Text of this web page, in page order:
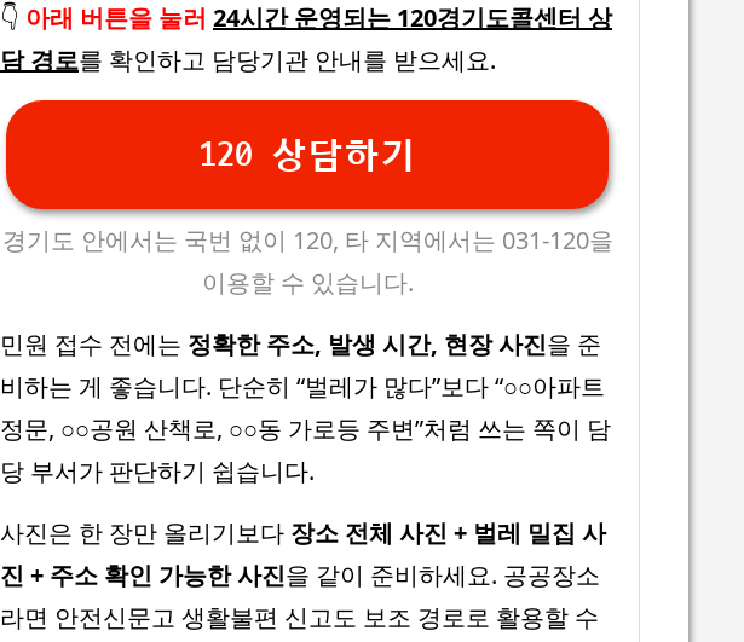
👇 아래 버튼을 눌러 24시간 운영되는 120경기도콜센터 상
담 경로를 확인하고 담당기관 안내를 받으세요.
120 상담하기
경기도 안에서는 국번 없이 120, 타 지역에서는 031-120을
이용할 수 있습니다.
민원 접수 전에는 정확한 주소, 발생 시간, 현장 사진을 준
비하는 게 좋습니다. 단순히 “벌레가 많다”보다 “○○아파트
정문, ○○공원 산책로, ○○동 가로등 주변”처럼 쓰는 쪽이 담
당 부서가 판단하기 쉽습니다.
사진은 한 장만 올리기보다 장소 전체 사진 + 벌레 밀집 사
진 + 주소 확인 가능한 사진을 같이 준비하세요. 공공장소
라면 안전신문고 생활불편 신고도 보조 경로로 활용할 수